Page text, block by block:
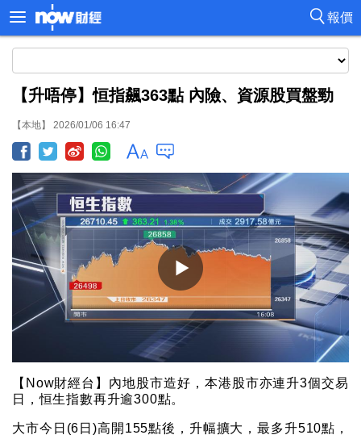
報價
【升唔停】恒指飆363點 內險、資源股買盤勁
【本地】 2026/01/06 16:47
【Now財經台】內地股市造好，本港股市亦連升3個交易
日，恒生指數再升逾300點。
大市今日(6日)高開155點後，升幅擴大，最多升510點，